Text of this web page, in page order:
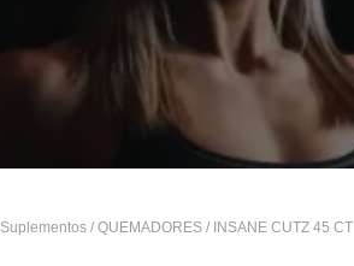
Suplementos / QUEMADORES / INSANE CUTZ 45 CT